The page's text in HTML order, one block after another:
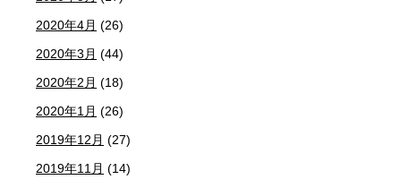
2020年4月 (26)
2020年3月 (44)
2020年2月 (18)
2020年1月 (26)
2019年12月 (27)
2019年11月 (14)